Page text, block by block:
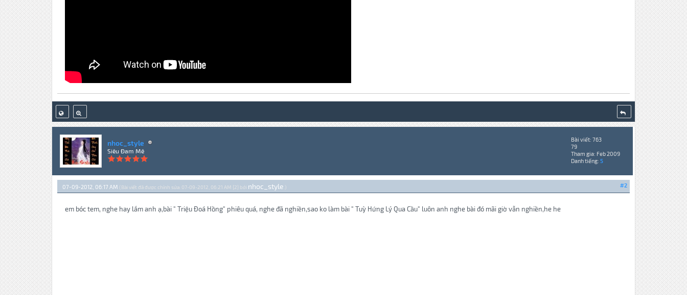
nhoc_style
Siêu Đam Mê
Bài viết: 763
79
Tham gia: Feb 2009
Danh tiếng: 5
#2
07-09-2012, 06:17 AM (Bài viết đã được chỉnh sửa: 07-09-2012, 06:21 AM {2} bởi nhoc_style .)
em bóc tem, nghe hay lắm anh ạ,bài " Triệu Đoá Hồng" phiêu quá, nghe đã nghiền,sao ko làm bài " Tuỳ Hứng Lý Qua Cầu" luôn anh nghe bài đó mãi giờ vẫn nghiền,he he